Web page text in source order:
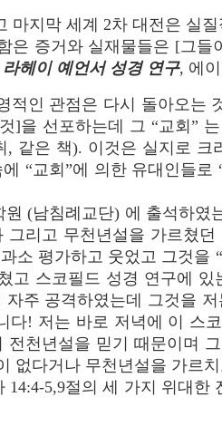
마지막 세계 2차 대전은 실
은 증거와 실재물들은 [그
라헤이 예언서 성경 연구, 에
적인 관점은 다시 돌아오는
]을 선포하는데 그 “교회”
같은 책). 이것은 실지로
“교회”에 의한 유대인들
(남침례교단) 에 출석하
리고 무천년설을 가르쳤
소 평가하고 웃었고 그것을
고 스코필드 성경 연구에
주 공격하였는데 그것을
다! 저는 바로 저녁에 이 스
천년설을 믿기 때문이며
없다거나 무천년설을 가르치
14:4-5,9절의 세 가지 위대